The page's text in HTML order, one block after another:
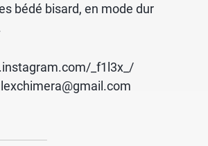
bédé bisard, en mode dur
_f1l3x_/